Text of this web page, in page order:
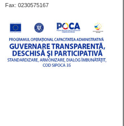
Fax: 0230575167